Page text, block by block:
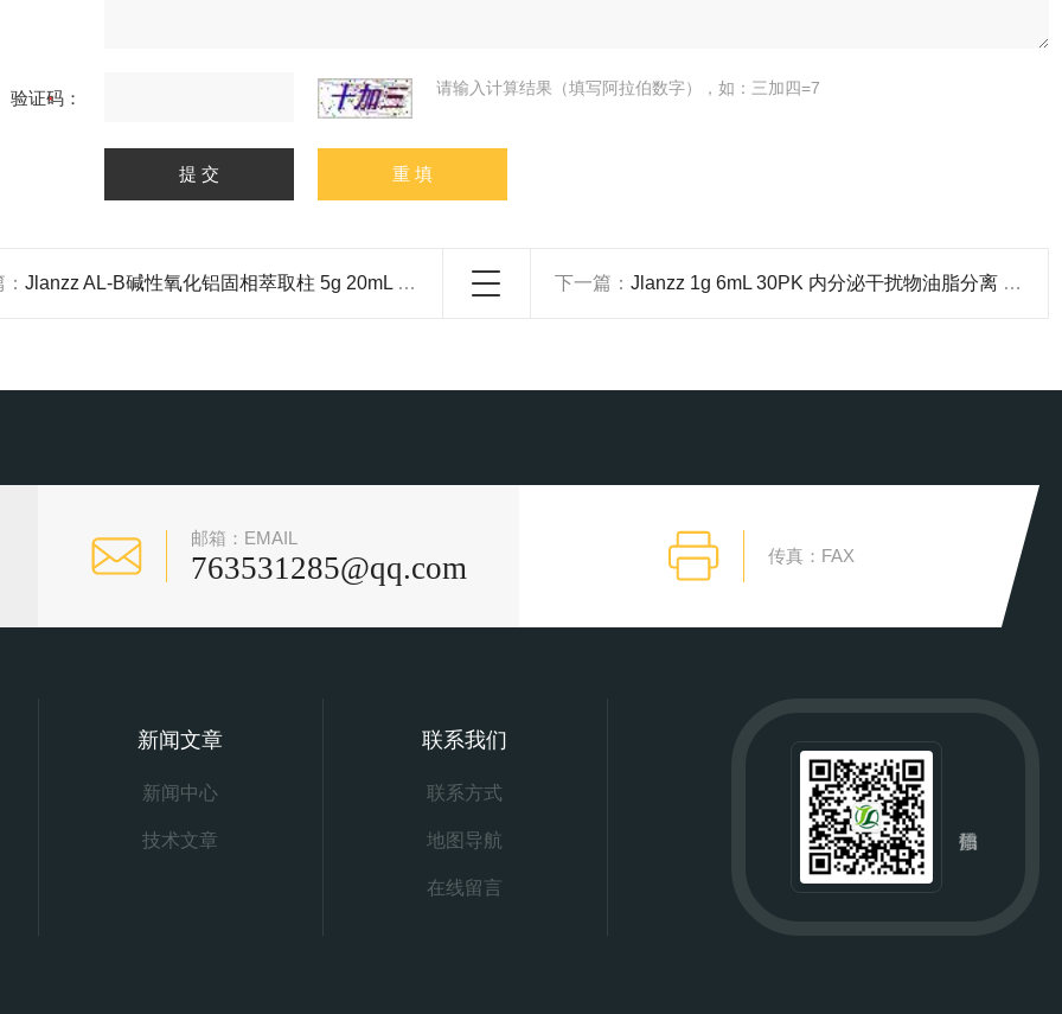
验证码： 请输入计算结果（填写阿拉伯数字），如：三加四=7
Jlanzz AL-B碱性氧化铝固相萃取柱 5g 20mL 20支 盒 ⻝品叶⻩素检测分析 下一篇：Jlanzz 1g 6mL 30PK 内分泌干扰物油脂分离 florisil固相萃取柱
邮箱：EMAIL
763531285@qq.com 传真：FAX
新闻文章
新闻中心
技术文章
联系我们
联系方式
地图导航
在线留言